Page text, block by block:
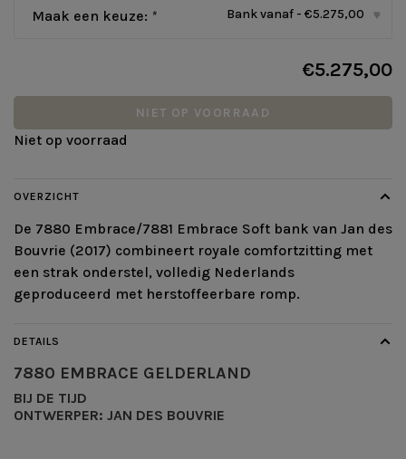
Maak een keuze: * Bank vanaf - €5.275,00 ▾
€5.275,00
NIET OP VOORRAAD
Niet op voorraad
OVERZICHT
De 7880 Embrace/7881 Embrace Soft bank van Jan des
Bouvrie (2017) combineert royale comfortzitting met
een strak onderstel, volledig Nederlands
geproduceerd met herstoffeerbare romp.
DETAILS
7880 EMBRACE GELDERLAND
BIJ DE TIJD
ONTWERPER: JAN DES BOUVRIE